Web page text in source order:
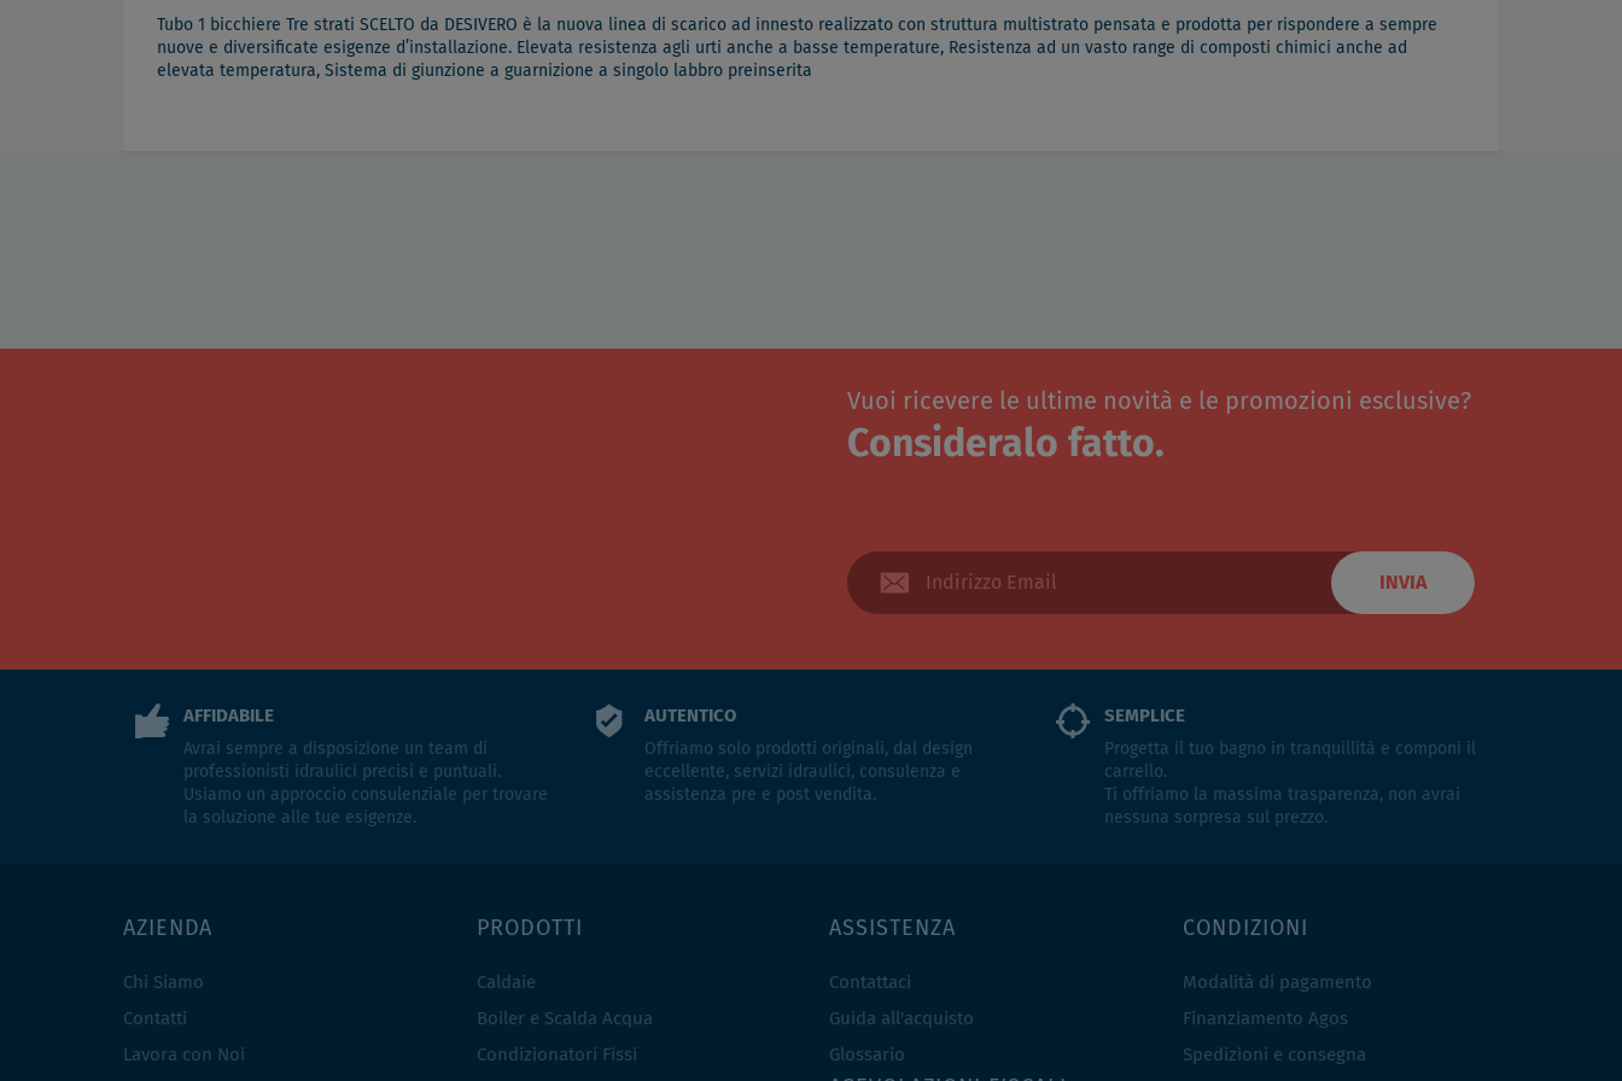
Tubo 1 bicchiere Tre strati SCELTO da DESIVERO è la nuova linea di scarico ad innesto realizzato con struttura multistrato pensata e prodotta per rispondere a sempre
nuove e diversificate esigenze d’installazione. Elevata resistenza agli urti anche a basse temperature, Resistenza ad un vasto range di composti chimici anche ad
elevata temperatura, Sistema di giunzione a guarnizione a singolo labbro preinserita
Vuoi ricevere le ultime novità e le promozioni esclusive?
Consideralo fatto.
INVIA
AFFIDABILE
Avrai sempre a disposizione un team di
professionisti idraulici precisi e puntuali.
Usiamo un approccio consulenziale per trovare
la soluzione alle tue esigenze.
AUTENTICO
Offriamo solo prodotti originali, dal design
eccellente, servizi idraulici, consulenza e
assistenza pre e post vendita.
SEMPLICE
Progetta il tuo bagno in tranquillità e componi il
carrello.
Ti offriamo la massima trasparenza, non avrai
nessuna sorpresa sul prezzo.
AZIENDA
Chi Siamo
Contatti
Lavora con Noi
PRODOTTI
Caldaie
Boiler e Scalda Acqua
Condizionatori Fissi
ASSISTENZA
Contattaci
Guida all'acquisto
Glossario
CONDIZIONI
Modalità di pagamento
Finanziamento Agos
Spedizioni e consegna